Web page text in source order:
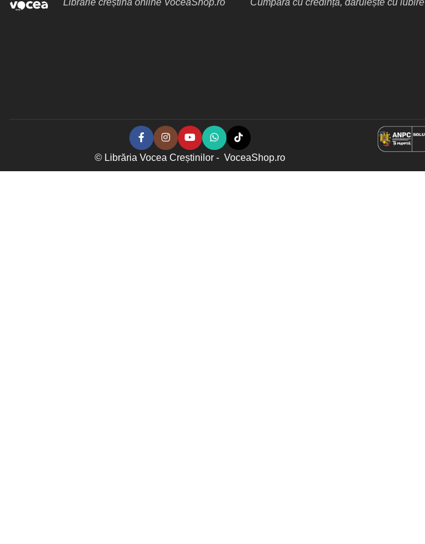
Librărie creștină online VoceaShop.ro Cumpără cu credință, dăruiește cu iubire
© Librăria Vocea Creștinilor - VoceaShop.ro